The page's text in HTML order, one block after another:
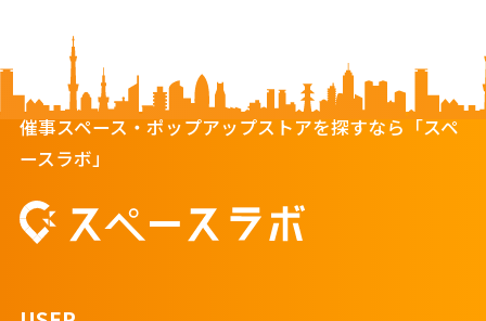
催事スペース・ポップアップストアを探すなら「スペ
ースラボ」